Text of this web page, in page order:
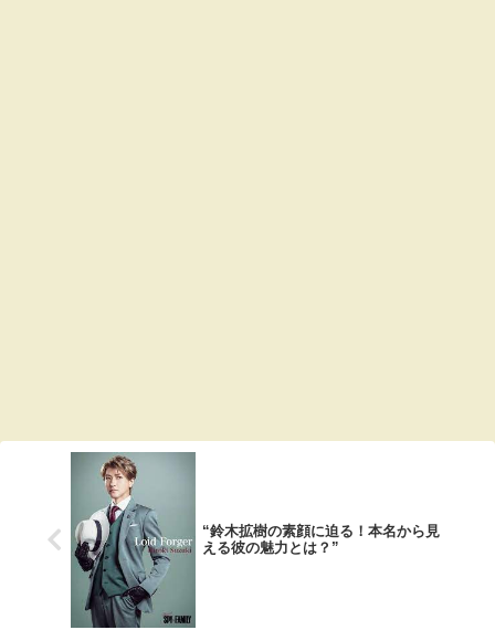
“鈴木拡樹の素顔に迫る！本名から見
える彼の魅力とは？”